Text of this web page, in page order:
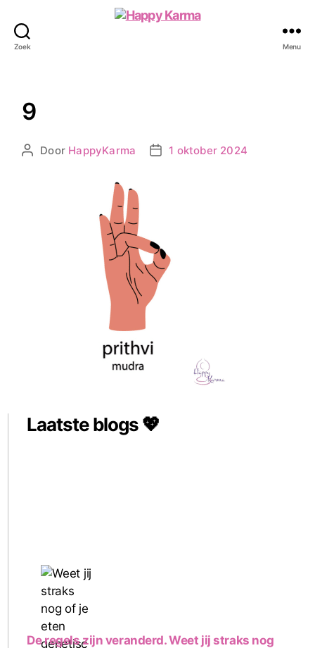
Zoek Menu
9
Berichtauteur
Door HappyKarma Berichtdatum
1 oktober 2024
Laatste blogs 💖
De regels zijn veranderd. Weet jij straks nog